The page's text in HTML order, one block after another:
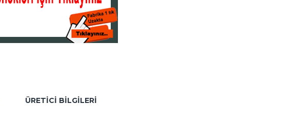
ÜRETICI BILGILERI